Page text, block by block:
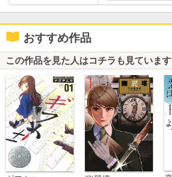
おすすめ作品
この作品を見た人はコチラも見ています